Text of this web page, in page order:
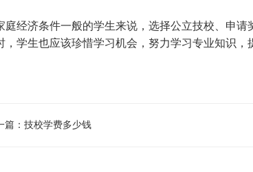
经济条件一般的学生来说，选择公立技校、申请
学生也应该珍惜学习机会，努力学习专业知识，
篇： 技校学费多少钱